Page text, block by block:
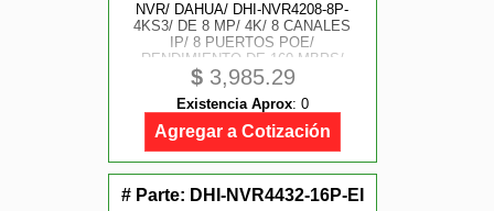
NVR/ DAHUA/ DHI-NVR4208-8P-
4KS3/ DE 8 MP/ 4K/ 8 CANALES
IP/ 8 PUERTOS POE/
RENDIMIENTO DE 160 MBPS/
H.265+/ 2 BAHIAS HDD / SOPORTA
CAMARAS WIZSENSE/ HDMI 4K
AND VGA/ 4 CAN. SMD PLUS/ E
AND S DE ALARMA
$3,985.29
Existencia Aprox: 0
Agregar a Cotización
# Parte: DHI-NVR4432-16P-EI